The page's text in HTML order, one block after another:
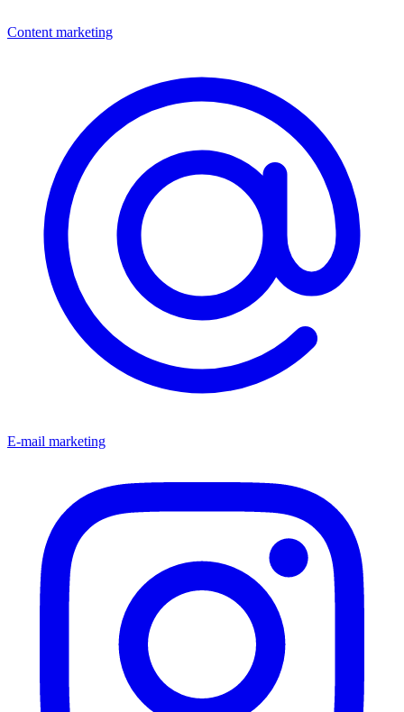
Content marketing
E-mail marketing